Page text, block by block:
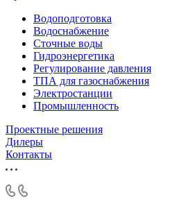
Водоподготовка
Водоснабжение
Сточные воды
Гидроэнергетика
Регулирование давления
ТПА для газоснабжения
Электростанции
Промышленность
Проектные решения
Дилеры
Контакты